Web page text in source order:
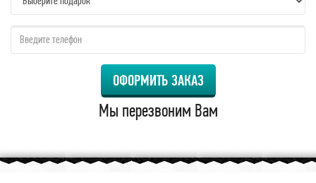
ОФОРМИТЬ ЗАКАЗ
Мы перезвоним Вам